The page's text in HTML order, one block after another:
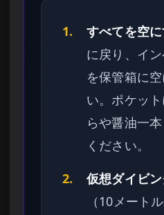
1. すべてを空に
に戻り、イ
を保管箱に
い。ポケッ
らや醤油一
ください。
2.
仮想ダイビ
（10メート